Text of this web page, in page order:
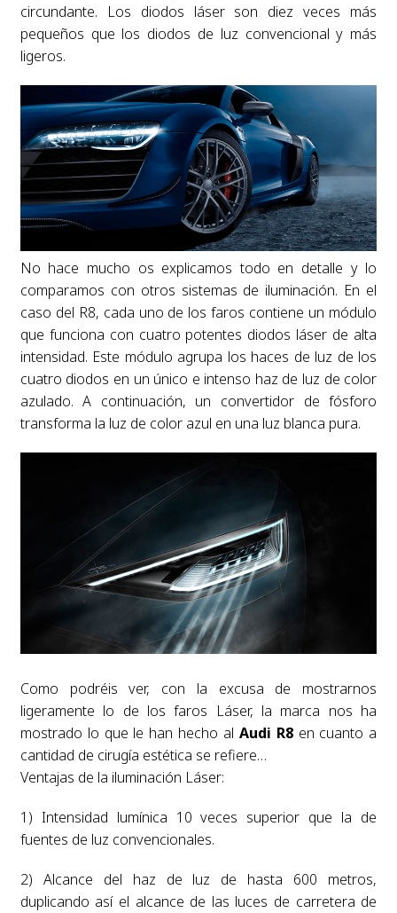
circundante. Los diodos láser son diez veces más
pequeños que los diodos de luz convencional y más
ligeros.
No hace mucho os explicamos todo en detalle y lo
comparamos con otros sistemas de iluminación. En el
caso del R8, cada uno de los faros contiene un módulo
que funciona con cuatro potentes diodos láser de alta
intensidad. Este módulo agrupa los haces de luz de los
cuatro diodos en un único e intenso haz de luz de color
azulado. A continuación, un convertidor de fósforo
transforma la luz de color azul en una luz blanca pura.
Como podréis ver, con la excusa de mostrarnos
ligeramente lo de los faros Láser, la marca nos ha
mostrado lo que le han hecho al Audi R8 en cuanto a
cantidad de cirugía estética se refiere…
Ventajas de la iluminación Láser:
1) Intensidad lumínica 10 veces superior que la de
fuentes de luz convencionales.
2) Alcance del haz de luz de hasta 600 metros,
duplicando así el alcance de las luces de carretera de